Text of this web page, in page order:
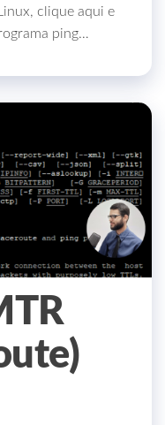
clique aqui e
ping…